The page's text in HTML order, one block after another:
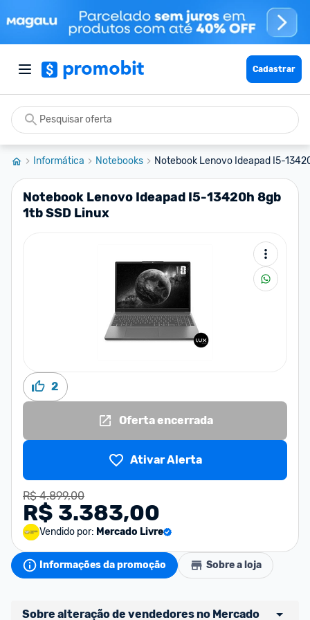
Cadastrar
Informática Notebooks Notebook Lenovo Ideapad I5-
Notebook Lenovo Ideapad I5-13420h 8gb
1tb SSD Linux
2
Oferta encerrada
Ativar Alerta
R$ 4.899,00
R$ 3.383,00
Vendido por: Mercado Livre
Informações da promoção Sobre a loja
Sobre alteração de vendedores no Mercado